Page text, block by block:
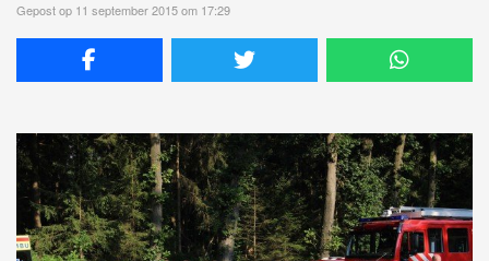
Gepost op 11 september 2015 om 17:29